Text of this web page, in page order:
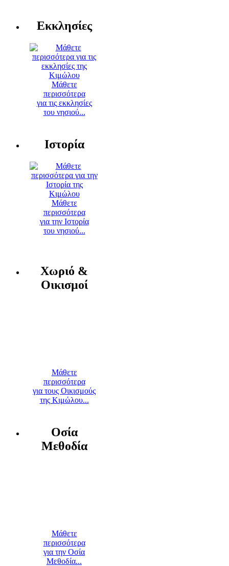
Εκκλησίες
Μάθετε
περισσότερα
για τις εκκλησίες
του νησιού...
Ιστορία
Μάθετε
περισσότερα
για την Ιστορία
του νησιού...
Χωριό &
Οικισμοί
Μάθετε
περισσότερα
για τους Οικισμούς
της Κιμώλου...
Οσία
Μεθοδία
Μάθετε
περισσότερα
για την Οσία
Μεθοδία...